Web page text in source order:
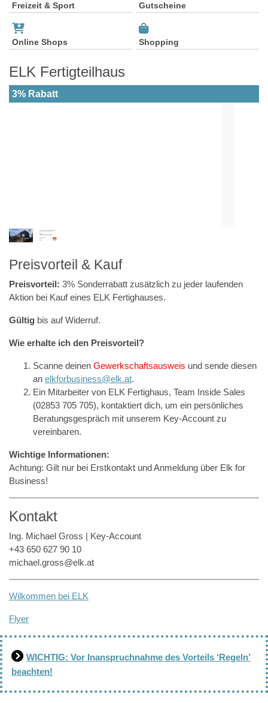
Freizeit & Sport Gutscheine
Online Shops Shopping
ELK Fertigteilhaus
3% Rabatt
Preisvorteil & Kauf
Preisvorteil: 3% Sonderrabatt zusätzlich zu jeder laufenden
Aktion bei Kauf eines ELK Fertighauses.
Gültig bis auf Widerruf.
Wie erhalte ich den Preisvorteil?
Scanne deinen Gewerkschaftsausweis und sende diesen
an elkforbusiness@elk.at.
Ein Mitarbeiter von ELK Fertighaus, Team Inside Sales
(02853 705 705), kontaktiert dich, um ein persönliches
Beratungsgespräch mit unserem Key-Account zu
vereinbaren.
Wichtige Informationen:
Achtung: Gilt nur bei Erstkontakt und Anmeldung über Elk for
Business!
Kontakt
Ing. Michael Gross | Key-Account
+43 650 627 90 10
michael.gross@elk.at
Wilkommen bei ELK
Flyer
WICHTIG: Vor Inanspruchnahme des Vorteils ‘Regeln’
beachten!